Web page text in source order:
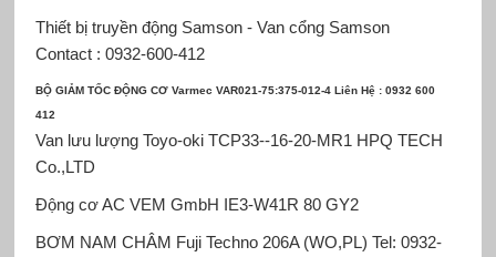
Thiết bị truyền động Samson - Van cổng Samson
Contact : 0932-600-412
BỘ GIẢM TỐC ĐỘNG CƠ Varmec VAR021-75:375-012-4 Liên Hệ : 0932 600
412
Van lưu lượng Toyo-okiTCP33--16-20-MR1 HPQ TECH
Co.,LTD
Động cơ AC VEM GmbH IE3-W41R 80 GY2
BƠM NAM CHÂM Fuji Techno206A (WO,PL) Tel: 0932-